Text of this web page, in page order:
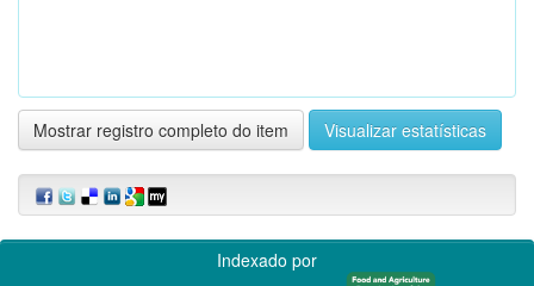
Mostrar registro completo do item Visualizar estatísticas
Indexado por